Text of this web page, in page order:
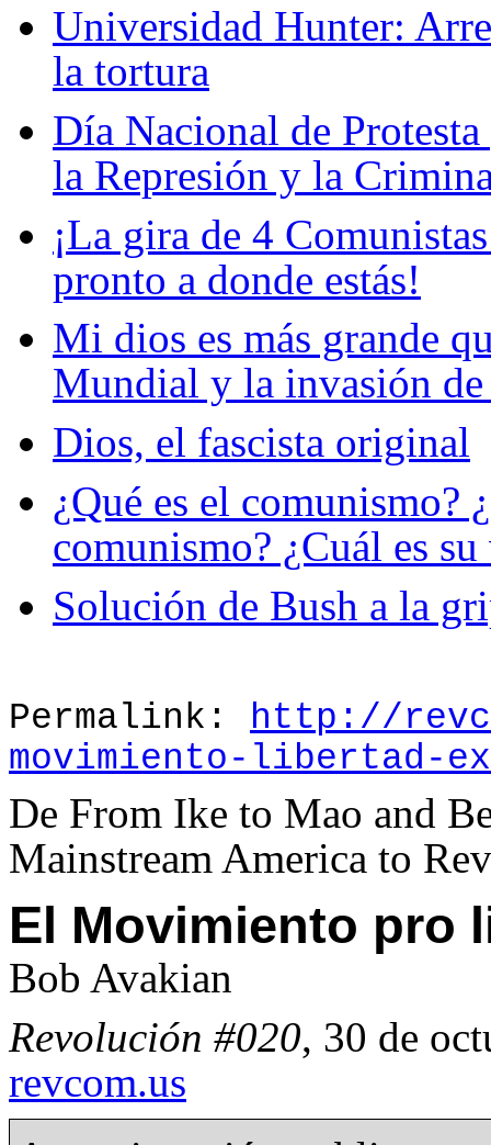
Universidad Hunter:
la tortura
Día Nacional de
la Represión y la
¡La gira de 4
pronto a donde estás!
Mi dios es más grande
Mundial y la invasión
Dios, el fascista original
¿Qué es el comunismo?
comunismo? ¿Cuál es
Solución de Bush a la
Permalink: http://
movimiento-libertad-
De From Ike to Mao and
Mainstream America to
El Movimiento pro
Bob Avakian
Revolución #020, 30 de
revcom.us